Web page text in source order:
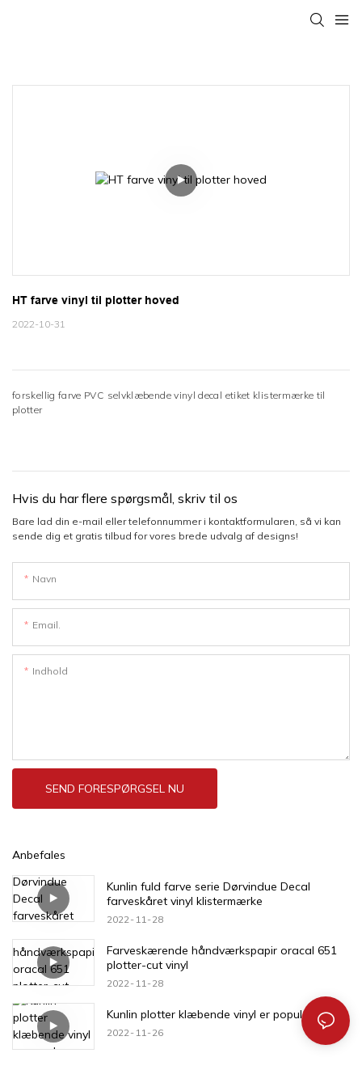
HT farve vinyl til plotter hoved
2022-10-31
forskellig farve PVC selvklæbende vinyl decal etiket klistermærke til
plotter
Hvis du har flere spørgsmål, skriv til os
Bare lad din e-mail eller telefonnummer i kontaktformularen, så vi kan
sende dig et gratis tilbud for vores brede udvalg af designs!
Navn
Email.
Indhold
SEND FORESPØRGSEL NU
Anbefales
Kunlin fuld farve serie Dørvindue Decal
farveskåret vinyl klistermærke
2022 11 28
Farveskærende håndværkspapir oracal 651
plotter-cut vinyl
2022 11 28
Kunlin plotter klæbende vinyl er populær
2022 11 26